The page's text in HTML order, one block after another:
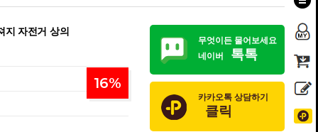
지 자전거 상의
16%
무엇이든 물어보세요
네이버
톡톡
카카오톡 상담하기
클릭